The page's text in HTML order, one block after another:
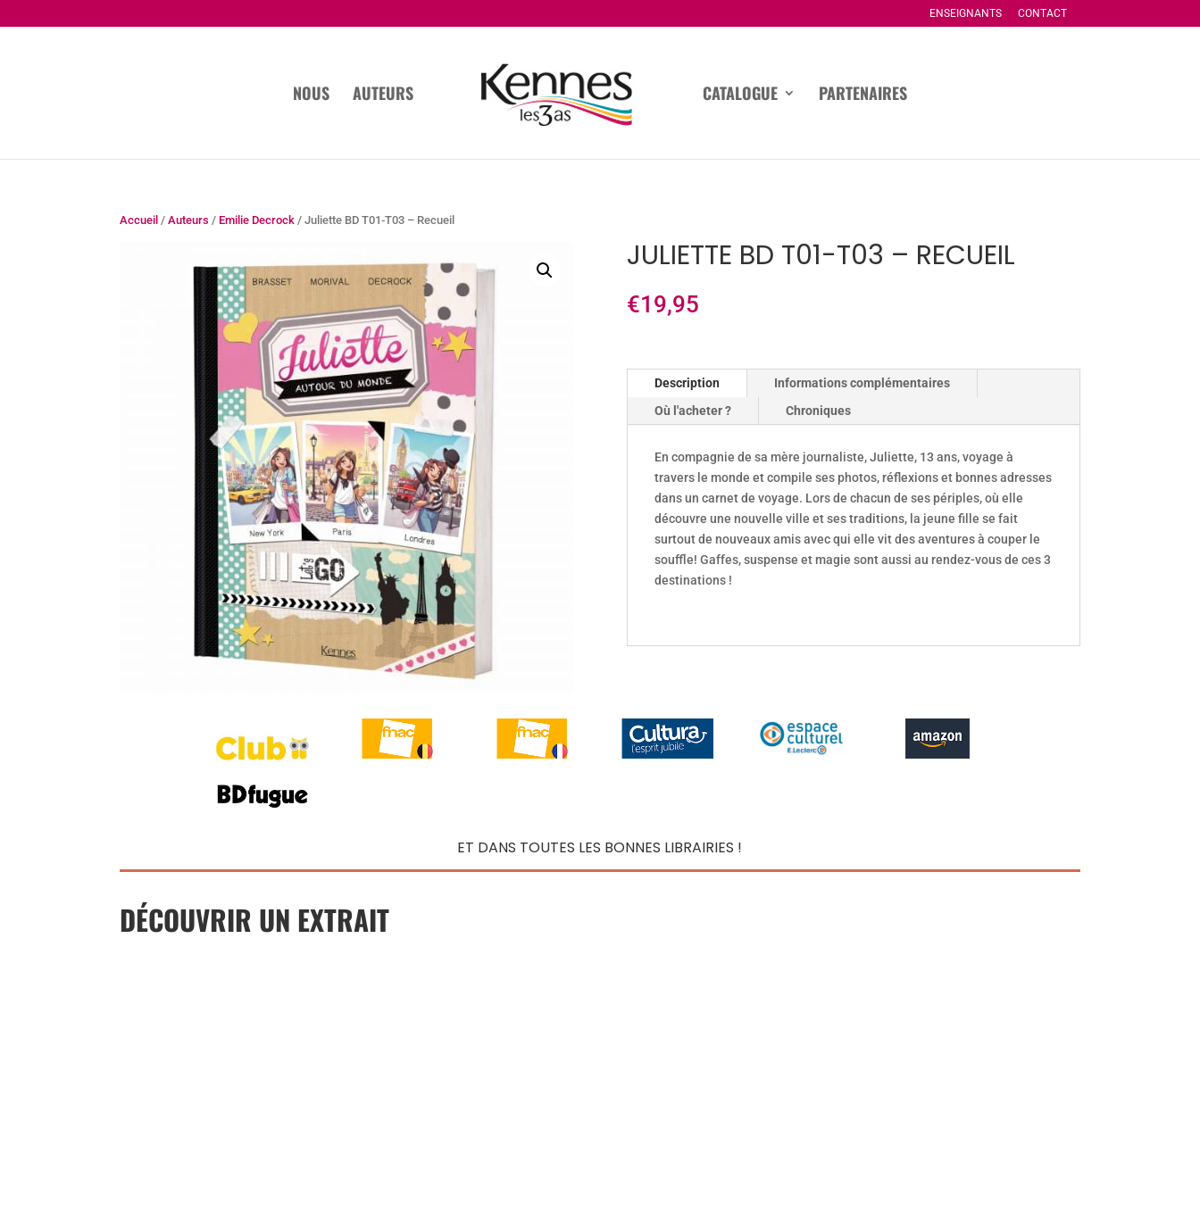
ENSEIGNANTS CONTACT
NOUS AUTEURS CATALOGUE PARTENAIRES
Accueil /Auteurs / Emilie Decrock / Juliette BD T01-T03 – Recueil
JULIETTE BD T01-T03 – RECUEIL
€19,95
Description
Informations complémentaires
Où l'acheter ?
Chroniques
En compagnie de sa mère journaliste, Juliette, 13 ans, voyage à
travers le monde et compile ses photos, réflexions et bonnes adresses
dans un carnet de voyage. Lors de chacun de ses périples, où elle
découvre une nouvelle ville et ses traditions, la jeune fille se fait
surtout de nouveaux amis avec qui elle vit des aventures à couper le
souffle! Gaffes, suspense et magie sont aussi au rendez-vous de ces 3
destinations !
ET DANS TOUTES LES BONNES LIBRAIRIES !
DÉCOUVRIR UN EXTRAIT